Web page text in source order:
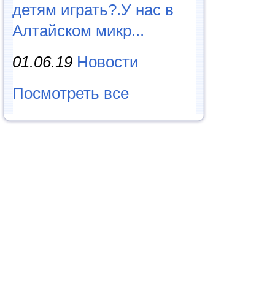
детям играть?.У нас в
Алтайском микр...
01.06.19 Новости
Посмотреть все